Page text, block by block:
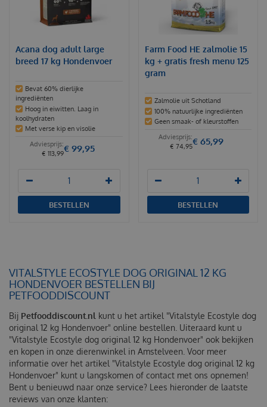
Acana dog adult large
breed 17 kg Hondenvoer
Bevat 60% dierlijke
ingrediënten
Hoog in eiwitten. Laag in
koolhydraten
Met verse kip en visolie
€ 113,99€ 99,95
BESTELLEN
Farm Food HE zalmolie 15
kg + gratis fresh menu 125
gram
Zalmolie uit Schotland
100% natuurlijke ingrediënten
Geen smaak- of kleurstoffen
€ 74,95€ 65,99
BESTELLEN
VITALSTYLE ECOSTYLE DOG ORIGINAL 12 KG
HONDENVOER BESTELLEN BIJ
PETFOODDISCOUNT
Bij Petfooddiscount.nl kunt u het artikel "Vitalstyle Ecostyle dog
original 12 kg Hondenvoer" online bestellen. Uiteraard kunt u
"Vitalstyle Ecostyle dog original 12 kg Hondenvoer" ook bekijken
en kopen in onze dierenwinkel in Amstelveen. Voor meer
informatie over het artikel "Vitalstyle Ecostyle dog original 12 kg
Hondenvoer" kunt u langskomen of contact met ons opnemen!
Bent u benieuwd naar onze service? Lees hieronder de laatste
reviews van onze klanten: